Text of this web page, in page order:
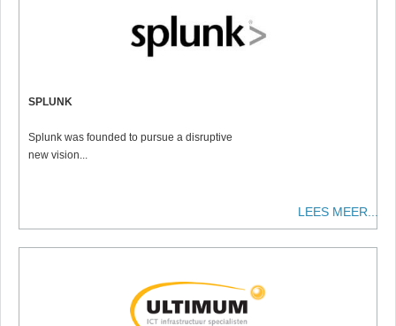
SPLUNK
Splunk was founded to pursue a disruptive
new vision...
LEES MEER...